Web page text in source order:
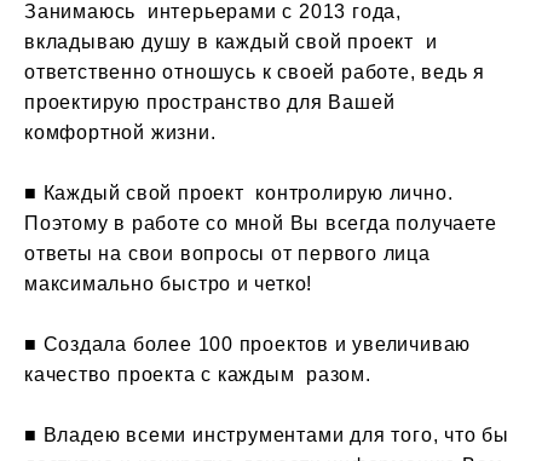
Занимаюсь интерьерами с 2013 года,
вкладываю душу в каждый свой проект и
ответственно отношусь к своей работе, ведь я
проектирую пространство для Вашей
комфортной жизни.
■ Каждый свой проект контролирую лично.
Поэтому в работе со мной Вы всегда получаете
ответы на свои вопросы от первого лица
максимально быстро и четко!
■ Создала более 100 проектов и увеличиваю
качество проекта с каждым разом.
■ Владею всеми инструментами для того, что бы